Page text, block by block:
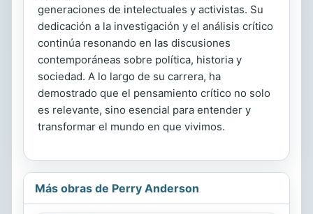
generaciones de intelectuales y activistas. Su
dedicación a la investigación y el análisis crítico
continúa resonando en las discusiones
contemporáneas sobre política, historia y
sociedad. A lo largo de su carrera, ha
demostrado que el pensamiento crítico no solo
es relevante, sino esencial para entender y
transformar el mundo en que vivimos.
Más obras de Perry Anderson